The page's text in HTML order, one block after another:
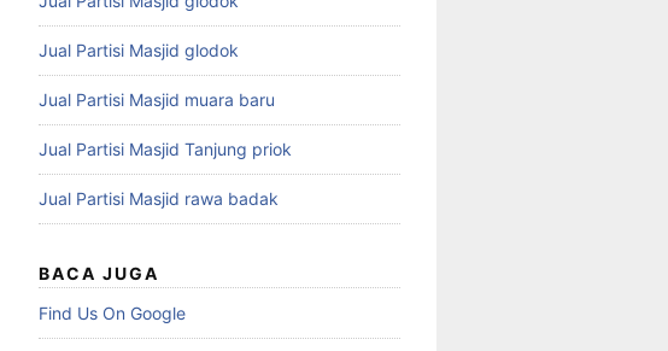
Jual Partisi Masjid glodok
Jual Partisi Masjid muara baru
Jual Partisi Masjid Tanjung priok
Jual Partisi Masjid rawa badak
BACA JUGA
Find Us On Google